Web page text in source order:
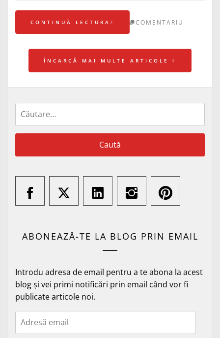
CONTINUĂ LECTURA COMENTARIU
ÎNCARCĂ MAI MULTE ARTICOLE
după:
ABONEAZĂ-TE LA BLOG PRIN EMAIL
Introdu adresa de email pentru a te abona la acest
blog și vei primi notificări prin email când vor fi
publicate articole noi.
Adresă
email